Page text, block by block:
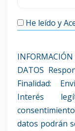
He leído y
DATOS
Finalidad:
Interés
datos podrán